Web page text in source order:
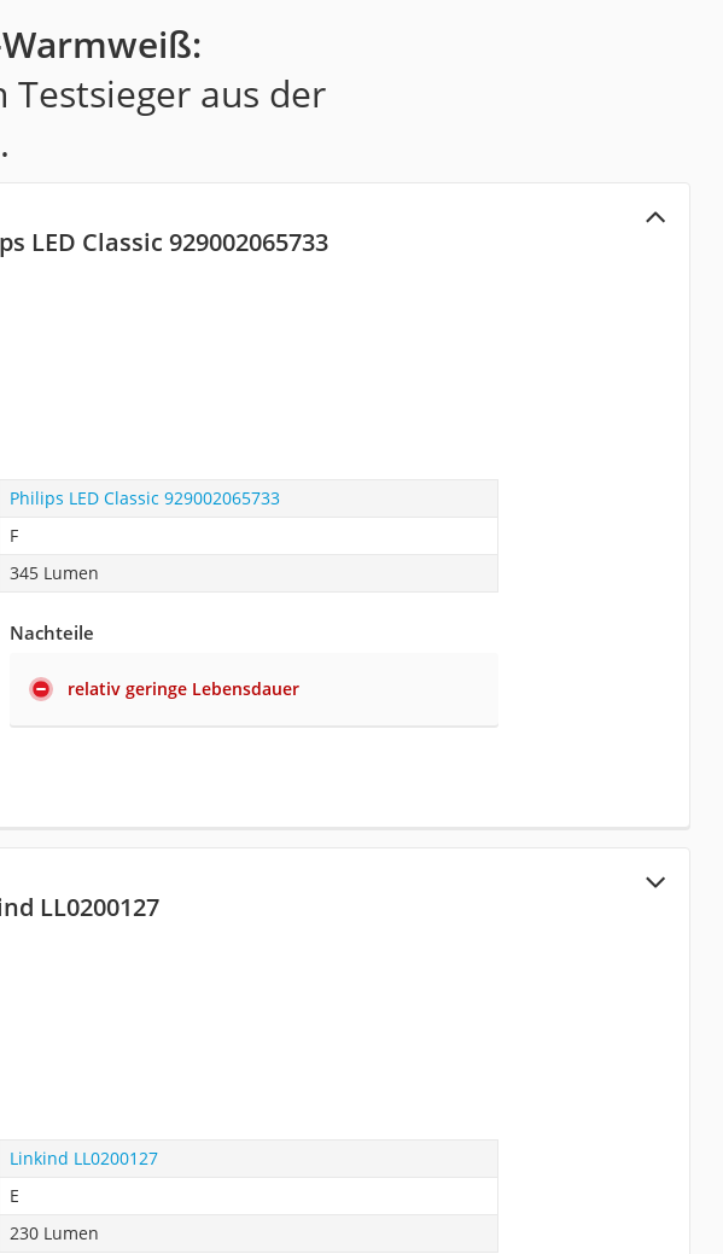
Testsieger aus der
LED Classic 929002065733
Philips LED Classic 929002065733
F
345 Lumen
Nachteile
relativ geringe Lebensdauer
‎LL0200127
Linkind ‎LL0200127
E
230 Lumen